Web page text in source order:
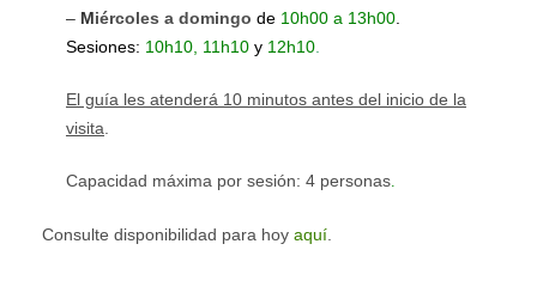
– Miércoles a domingo de 10h00 a 13h00
Sesiones: 10h10, 11h10 y 12h10
El guía les atenderá 10 minutos antes del inicio de la
visita
Capacidad máxima por sesión: 4 personas
Consulte disponibilidad para hoy aquí